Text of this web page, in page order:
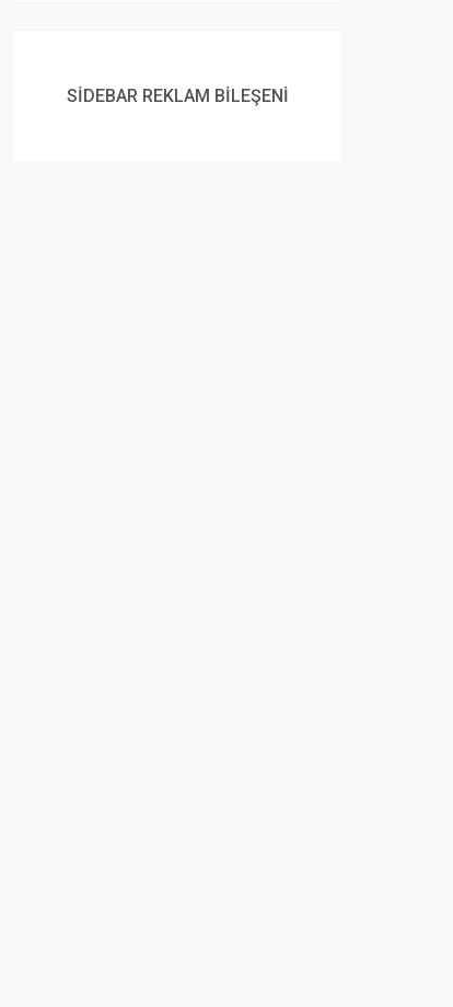
SİDEBAR REKLAM BİLEŞENİ